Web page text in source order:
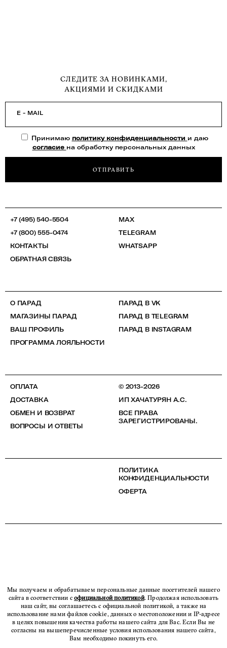
СЛЕДИТЕ ЗА НОВИНКАМИ,
АКЦИЯМИ И СКИДКАМИ
E - MAIL
Принимаю политику конфиденциальности и даю
согласие на обработку персональных данных
ОТПРАВИТЬ
+7 (495) 540-5504
+7 (800) 555-0474
КОНТАКТЫ
ОБРАТНАЯ СВЯЗЬ
MAX
TELEGRAM
WHATSAPP
О ПАРАД
МАГАЗИНЫ ПАРАД
ВАШ ПРОФИЛЬ
ПРОГРАММА ЛОЯЛЬНОСТИ
ПАРАД В VK
ПАРАД В TELEGRAM
ПАРАД В INSTAGRAM
ОПЛАТА
ДОСТАВКА
ОБМЕН И ВОЗВРАТ
ВОПРОСЫ И ОТВЕТЫ
© 2013-2026
ИП ХАЧАТУРЯН А.С.
ВСЕ ПРАВА
ЗАРЕГИСТРИРОВАНЫ.
ПОЛИТИКА
КОНФИДЕНЦИАЛЬНОСТИ
ОФЕРТА
Мы получаем и обрабатываем персональные данные посетителей нашего
сайта в соответствии софициальной политикой. Продолжая использовать
наш сайт, вы соглашаетесь с официальной политикой, а также на
использование нами файлов cookie, данных о местоположении и IP-адресе
в целях повышения качества работы нашего сайта для Вас. Если Вы не
согласны на вышеперечисленные условия использования нашего сайта,
Вам необходимо покинуть его.